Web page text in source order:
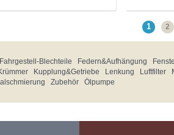
1 2
Fahrgestell-Blechteile Federn&Aufhängung
Kupplung&Getriebe Lenkung Luftfilter
Zubehör Ölpumpe